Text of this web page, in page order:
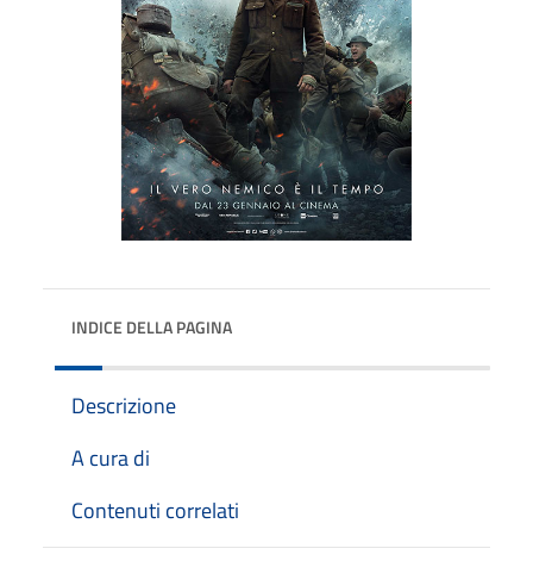
INDICE DELLA PAGINA
Descrizione
A cura di
Contenuti correlati